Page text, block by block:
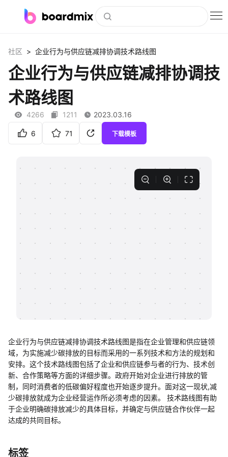
社区资源
会员
企业服务
帮助中心
社区 > 企业行为与供应链减排协调技术路线图
企业行为与供应链减排协调技
术路线图
4266 1211 2023.03.16
6 71 下载模板
企业行为与供应链减排协调技术路线图是指在企业管理和供应链领
域，为实施减少碳排放的目标而采用的一系列技术和方法的规划和
安排。这个技术路线图包括了企业和供应链参与者的行为、技术创
新、合作策略等方面的详细步骤。政府开始对企业进行排放的管
制，同时消费者的低碳偏好程度也开始逐步提升。面对这一现状,减
少碳排放就成为企业经营运作所必须考虑的因素。 技术路线图有助
于企业明确碳排放减少的具体目标，并确定与供应链合作伙伴一起
达成的共同目标。
标签